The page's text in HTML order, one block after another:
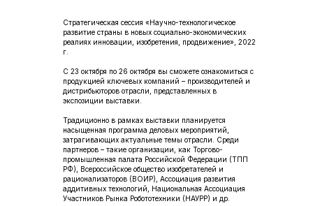
Стратегическая сессия «Научно-технологическое
развитие страны в новых социально-экономических
реалиях инновации, изобретения, продвижение», 2022
г.
С 23 октября по 26 октября вы сможете ознакомиться с
продукцией ключевых компаний – производителей и
дистрибьюторов отрасли, представленных в
экспозиции выставки.
Традиционно в рамках выставки планируется
насыщенная программа деловых мероприятий,
затрагивающих актуальные темы отрасли. Среди
партнеров – такие организации, как Торгово-
промышленная палата Российской Федерации (ТПП
РФ), Всероссийское общество изобретателей и
рационализаторов (ВОИР), Ассоциация развития
аддитивных технологий, Национальная Ассоциация
Участников Рынка Робототехники (НАУРР) и др.